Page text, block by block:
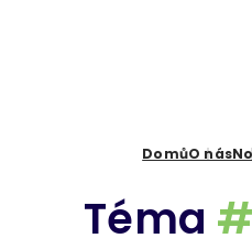
DomůO nás
Téma